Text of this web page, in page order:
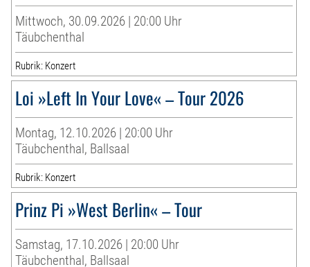
Mittwoch, 30.09.2026 | 20:00 Uhr
Täubchenthal
Rubrik: Konzert
Loi »Left In Your Love« – Tour 2026
Montag, 12.10.2026 | 20:00 Uhr
Täubchenthal, Ballsaal
Rubrik: Konzert
Prinz Pi »West Berlin« – Tour
Samstag, 17.10.2026 | 20:00 Uhr
Täubchenthal, Ballsaal